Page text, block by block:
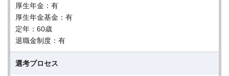
厚生年金：有
厚生年金基金：有
定年：60歳
退職金制度：有
選考プロセス